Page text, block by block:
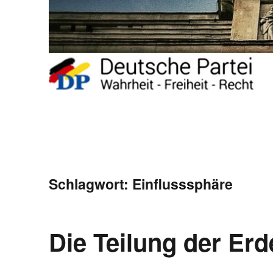
Schlagwort: Einflusssphäre
Die Teilung der